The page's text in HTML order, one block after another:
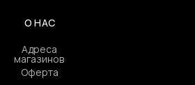
О НАС
Адреса
магазинов
Оферта